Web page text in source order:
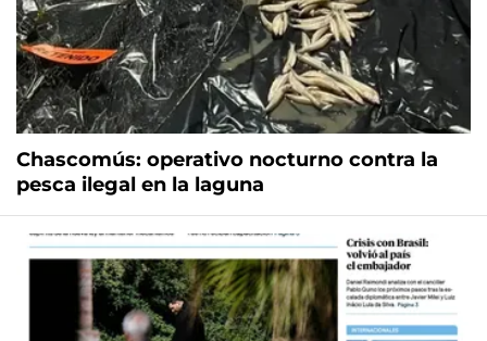
Chascomús: operativo nocturno contra la
pesca ilegal en la laguna